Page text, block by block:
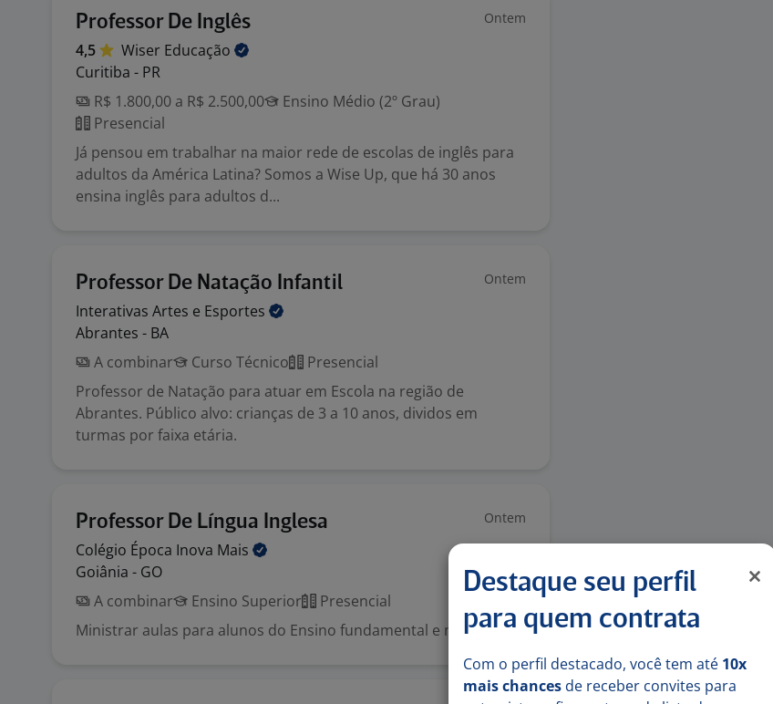
Professor De Inglês Ontem
4,5 Wiser Educação
Curitiba - PR
R$ 1.800,00 a R$ 2.500,00
Ensino Médio (2º Grau)
Presencial
Já pensou em trabalhar na maior rede de escolas de inglês para
adultos da América Latina? Somos a Wise Up, que há 30 anos
ensina inglês para adultos d...
Professor De Natação Infantil Ontem
Interativas Artes e Esportes
Abrantes - BA
A combinar
Curso Técnico
Presencial
Professor de Natação para atuar em Escola na região de
Abrantes. Público alvo: crianças de 3 a 10 anos, dividos em
turmas por faixa etária.
Professor De Língua Inglesa Ontem
Colégio Época Inova Mais
Goiânia - GO
A combinar
Ensino Superior
Presencial
Ministrar aulas para alunos do Ensino fundamental e médio
Destaque seu perfil
para quem contrata
Com o perfil destacado, você tem até 10x
mais chances de receber convites para